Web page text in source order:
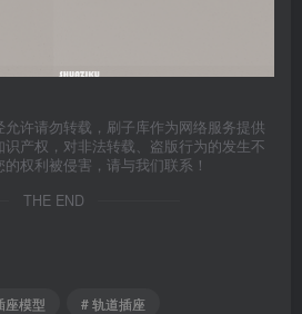
许请勿转载，刷子库作为网络服务提供
产权，对非法转载、盗版行为的发生不
权利被侵害，请与我们联系！
THE END
座模型 # 轨道插座